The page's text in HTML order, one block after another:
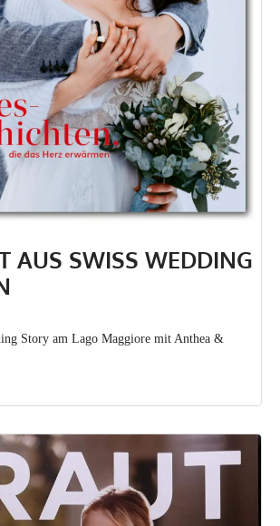
AUS SWISS WEDDING
Story am Lago Maggiore mit Anthea &